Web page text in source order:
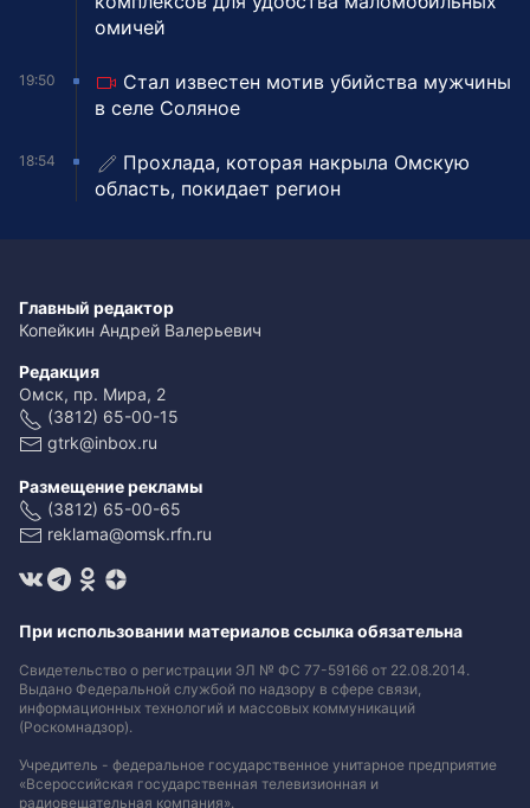
омичей
19:50
Стал известен мотив убийства мужчины
в селе Соляное
18:54
Прохлада, которая накрыла Омскую
область, покидает регион
Главный редактор
Копейкин Андрей Валерьевич
Редакция
Омск, пр. Мира, 2
(3812) 65-00-15
gtrk@inbox.ru
Размещение рекламы
(3812) 65-00-65
reklama@omsk.rfn.ru
При использовании материалов ссылка обязательна
Свидетельство о регистрации ЭЛ № ФС 77-59166 от 22.08.2014.
Выдано Федеральной службой по надзору в сфере связи,
информационных технологий и массовых коммуникаций
(Роскомнадзор).
Учредитель - федеральное государственное унитарное предприятие
«Всероссийская государственная телевизионная и
радиовещательная компания».